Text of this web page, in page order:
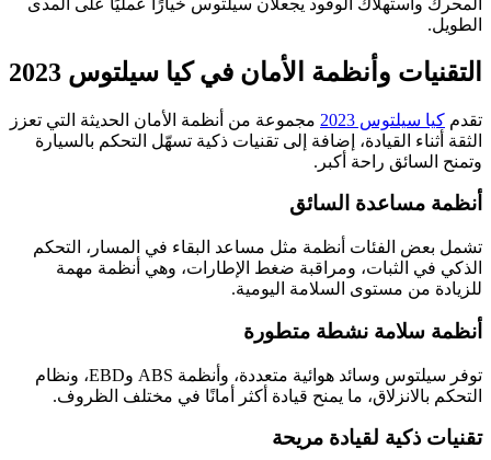
الطويل.
التقنيات وأنظمة الأمان في كيا سيلتوس 2023
تقدم كيا سيلتوس 2023
مجموعة من أنظمة الأمان الحديثة التي تعزز
الثقة أثناء القيادة، إضافة إلى تقنيات ذكية تسهّل التحكم بالسيارة
وتمنح السائق راحة أكبر.
أنظمة مساعدة السائق
تشمل بعض الفئات أنظمة مثل مساعد البقاء في المسار، التحكم
الذكي في الثبات، ومراقبة ضغط الإطارات، وهي أنظمة مهمة
للزيادة من مستوى السلامة اليومية.
أنظمة سلامة نشطة متطورة
توفر سيلتوس وسائد هوائية متعددة، وأنظمة ABS وEBD، ونظام
التحكم بالانزلاق، ما يمنح قيادة أكثر أمانًا في مختلف الظروف.
تقنيات ذكية لقيادة مريحة